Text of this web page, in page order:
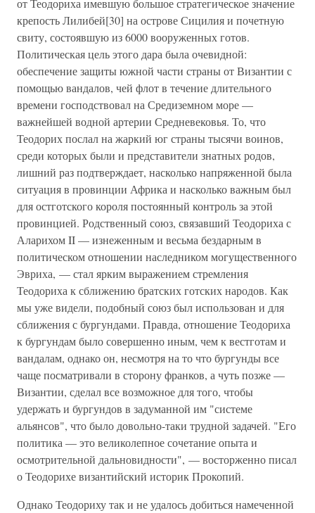
от Теодориха имевшую большое стратегическое значение
крепость Лилибей[30] на острове Сицилия и почетную
свиту, состоявшую из 6000 вооруженных готов.
Политическая цель этого дара была очевидной:
обеспечение защиты южной части страны от Византии с
помощью вандалов, чей флот в течение длительного
времени господствовал на Средиземном море —
важнейшей водной артерии Средневековья. То, что
Теодорих послал на жаркий юг страны тысячи воинов,
среди которых были и представители знатных родов,
лишний раз подтверждает, насколько напряженной была
ситуация в провинции Африка и насколько важным был
для остготского короля постоянный контроль за этой
провинцией. Родственный союз, связавший Теодориха с
Аларихом II — изнеженным и весьма бездарным в
политическом отношении наследником могущественного
Эвриха, — стал ярким выражением стремления
Теодориха к сближению братских готских народов. Как
мы уже видели, подобный союз был использован и для
сближения с бургундами. Правда, отношение Теодориха
к бургундам было совершенно иным, чем к вестготам и
вандалам, однако он, несмотря на то что бургунды все
чаще посматривали в сторону франков, а чуть позже —
Византии, сделал все возможное для того, чтобы
удержать и бургундов в задуманной им "системе
альянсов", что было довольно-таки трудной задачей. "Его
политика — это великолепное сочетание опыта и
осмотрительной дальновидности", — восторженно писал
о Теодорихе византийский историк Прокопий.
Однако Теодориху так и не удалось добиться намеченной